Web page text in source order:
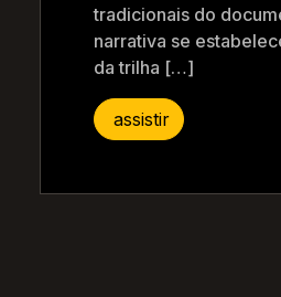
tradicionais do
narrativa se
da trilha […]
assistir